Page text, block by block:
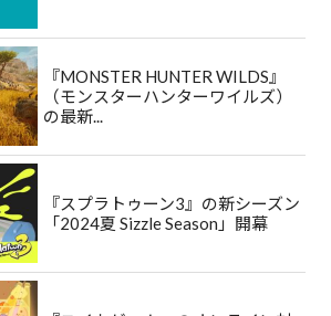
『MONSTER HUNTER WILDS』
（モンスターハンターワイルズ）
の最新...
『スプラトゥーン3』の新シーズン
「2024夏 Sizzle Season」開幕